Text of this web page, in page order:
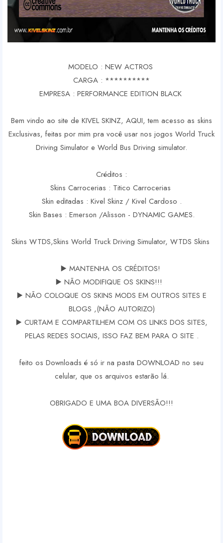
MODELO : NEW ACTROS
CARGA : **********
EMPRESA : PERFORMANCE EDITION BLACK
Bem vindo ao site de KIVEL SKINZ, AQUI, tem acesso as skins
Exclusivas, feitas por mim pra você usar nos jogos World Truck
Driving Simulator e World Bus Driving simulator.
Créditos :
Skins Carrocerias : Titico Carrocerias
Skin editadas : Kivel Skinz / Kivel Cardoso .
Skin Bases : Emerson /Alisson - DYNAMIC GAMES.
Skins WTDS,Skins World Truck Driving Simulator, WTDS Skins
▶️ MANTENHA OS CRÉDITOS!
▶️ NÃO MODIFIQUE OS SKINS!!!
▶️ NÃO COLOQUE OS SKINS MODS EM OUTROS SITES E
BLOGS ,(NÃO AUTORIZO)
▶️ CURTAM E COMPARTILHEM COM OS LINKS DOS SITES,
PELAS REDES SOCIAIS, ISSO FAZ BEM PARA O SITE .
feito os Downloads é só ir na pasta DOWNLOAD no seu
celular, que os arquivos estarão lá.
OBRIGADO E UMA BOA DIVERSÃO!!!